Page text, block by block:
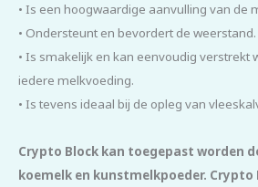
• Is een hoogwaardige aanvulling van de
• Ondersteunt en bevordert de weerstand.
• Is smakelijk en kan eenvoudig verstrekt
iedere melkvoeding.
• Is tevens ideaal bij de opleg van
Crypto Block kan toegepast worden
koemelk en kunstmelkpoeder. Crypto